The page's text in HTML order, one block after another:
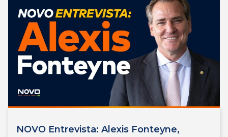
NOVO Entrevista: Alexis Fonteyne,